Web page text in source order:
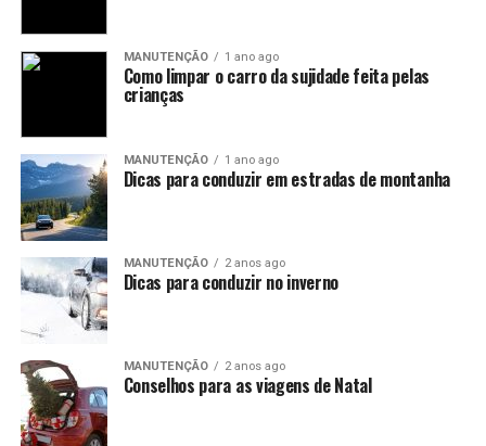
MANUTENÇÃO 1 ano ago
Como limpar o carro da sujidade feita pelas
crianças
MANUTENÇÃO 1 ano ago
Dicas para conduzir em estradas de montanha
MANUTENÇÃO 2 anos ago
Dicas para conduzir no inverno
MANUTENÇÃO 2 anos ago
Conselhos para as viagens de Natal